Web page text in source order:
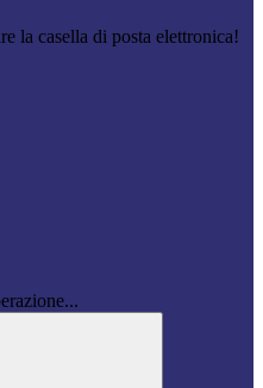
la casella di posta elettronica!